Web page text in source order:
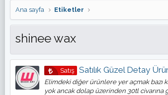
Ana sayfa Etiketler
shinee wax
Satış Satılık Güzel Detay
Elimdeki diğer ürünlere yer açmak bazı
yok ancak dolap üzerinden 30tl civarına